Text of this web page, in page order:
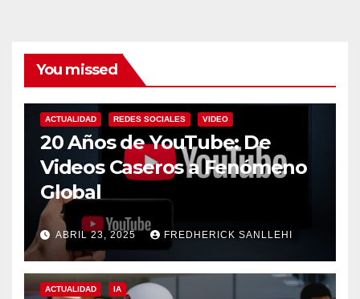
You missed
ACTUALIDAD REDES SOCIALES VIDEO
20 Años de YouTube: De
Videos Caseros a Fenómeno
Global
ABRIL 23, 2025 FREDHERICK SANLLEHI
ACTUALIDAD IA